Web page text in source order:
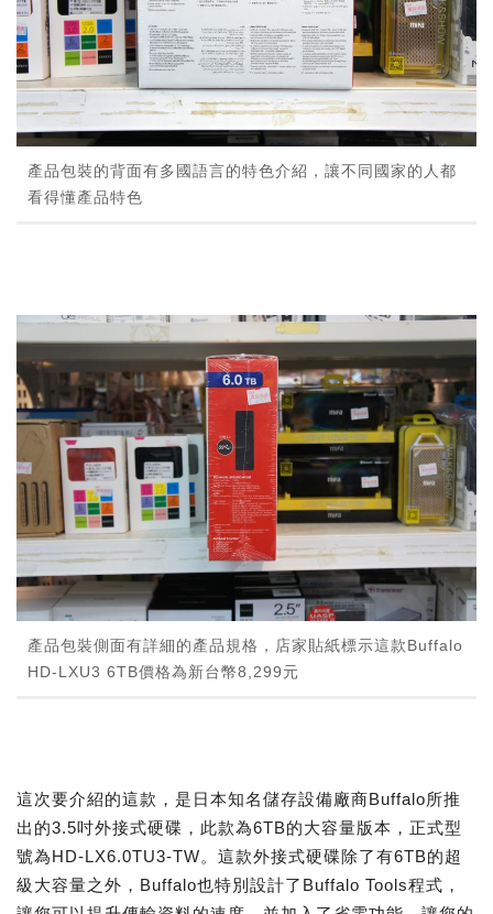
產品包裝的背面有多國語言的特色介紹，讓不同國家的人都
看得懂產品特色
產品包裝側面有詳細的產品規格，店家貼紙標示這款Buffalo
HD-LXU3 6TB價格為新台幣8,299元
這次要介紹的這款，是日本知名儲存設備廠商Buffalo所推
出的3.5吋外接式硬碟，此款為6TB的大容量版本，正式型
號為HD-LX6.0TU3-TW。這款外接式硬碟除了有6TB的超
級大容量之外，Buffalo也特別設計了Buffalo Tools程式，